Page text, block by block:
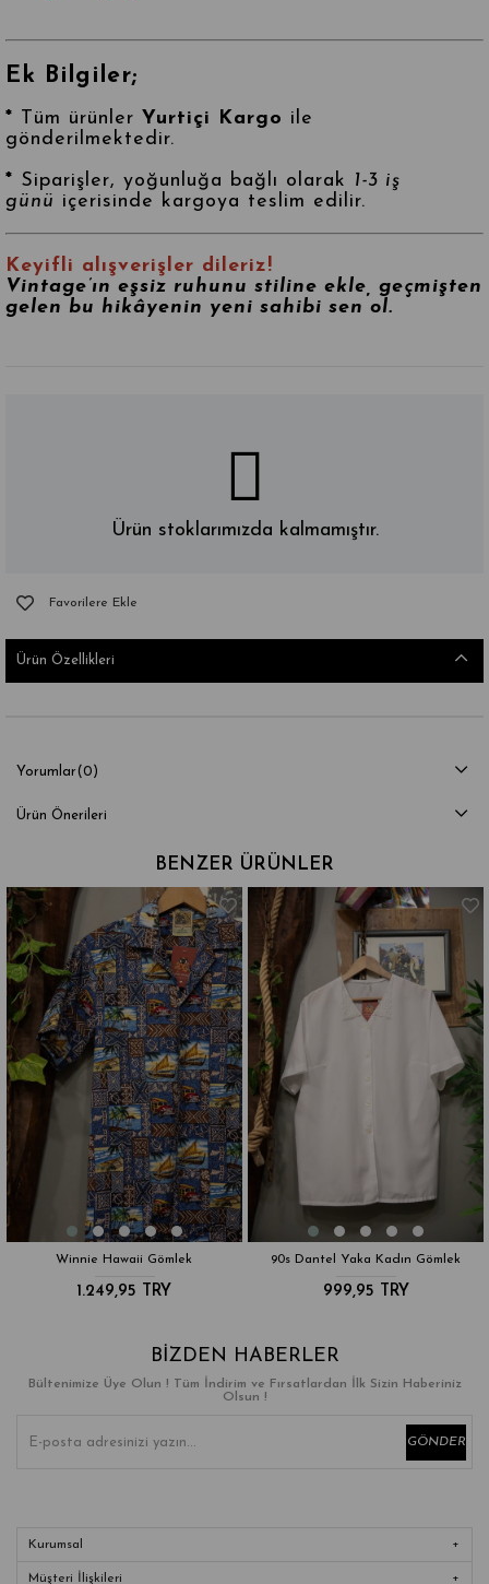
Ek Bilgiler;
* Tüm ürünler Yurtiçi Kargo ile
gönderilmektedir.
* Siparişler, yoğunluğa bağlı olarak 1-3 iş
günü içerisinde kargoya teslim edilir.
Keyifli alışverişler dileriz!
Vintage’ın eşsiz ruhunu stiline ekle, geçmişten
gelen bu hikâyenin yeni sahibi sen ol.
Ürün stoklarımızda kalmamıştır.
Favorilere Ekle
Ürün Özellikleri
Yorumlar(0)
Ürün Önerileri
BENZER ÜRÜNLER
90s Dantel Yaka Kadın Gömlek
999,95 TRY
90s Çiçekli Kadın Gömlek
499,95 TRY
BIZDEN HABERLER
Bültenimize Üye Olun ! Tüm İndirim ve Fırsatlardan İlk Sizin Haberiniz
Olsun !
GÖNDER
Kurumsal
Müşteri İlişkileri